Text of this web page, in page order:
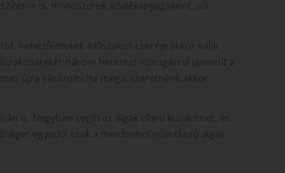
is, mosószerek adalékanyagaként, sőt
nehézfémeket. Időszakos cseréje akkor válik
három hetente) vízsugárral javasolt a
újra vásárolni ha mégis szeretnénk akkor
is. Nagyban segíti az algák elleni küzdelmet, és
egyedül csak a mindenhol jelentkező algák